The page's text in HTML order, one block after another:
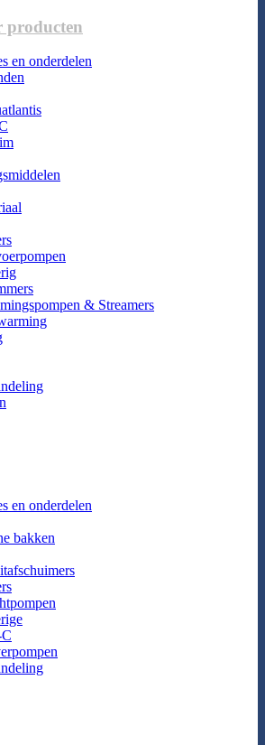
producten
en onderdelen
& Streamers
en onderdelen
bakken